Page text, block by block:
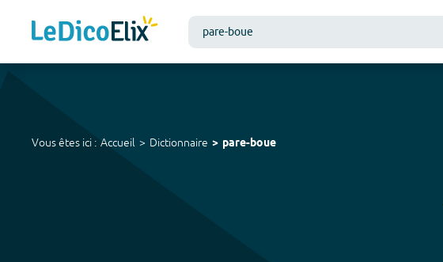
Vous êtes ici : Accueil Dictionnaire pare-boue